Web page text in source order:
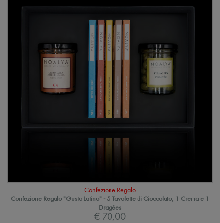
Confezione Regalo
Confezione Regalo "Gusto Latino" - 5 Tavolette di Cioccolato, 1 Crema e 1
Dragées
€ 70,00